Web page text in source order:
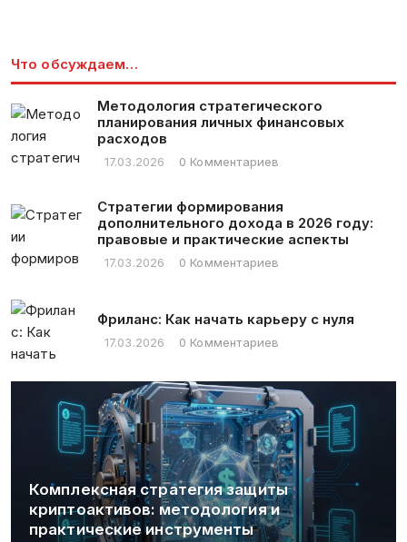
Что обсуждаем…
Методология стратегического
планирования личных финансовых
расходов
17.03.2026 0 Комментариев
Стратегии формирования
дополнительного дохода в 2026 году:
правовые и практические аспекты
17.03.2026 0 Комментариев
Фриланс: Как начать карьеру с нуля
17.03.2026 0 Комментариев
Комплексная стратегия защиты
криптоактивов: методология и
практические инструменты